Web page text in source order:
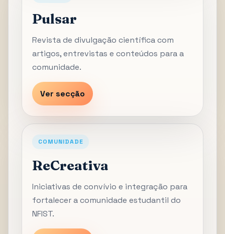
Pulsar
Revista de divulgação científica com
artigos, entrevistas e conteúdos para a
comunidade.
Ver secção
COMUNIDADE
ReCreativa
Iniciativas de convívio e integração para
fortalecer a comunidade estudantil do
NFIST.